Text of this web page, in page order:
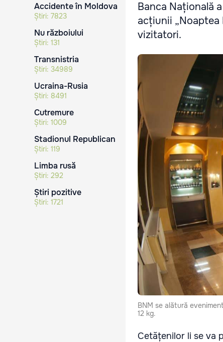
Accidente în Moldova
Știri: 7823
Nu războiului
Știri: 131
Transnistria
Știri: 34989
Ucraina-Rusia
Știri: 8491
Cutremure
Știri: 1009
Stadionul Republican
Știri: 119
Limba rusă
Știri: 292
Știri pozitive
Știri: 1721
Banca Națională
acțiunii „Noaptea
vizitatori.
BNM se alătură
12 kg.
Cetățenilor li se va